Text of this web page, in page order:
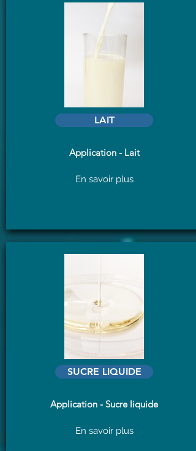
LAIT
Application - Lait
En savoir plus
SUCRE LIQUIDE
Application - Sucre liquide
En savoir plus